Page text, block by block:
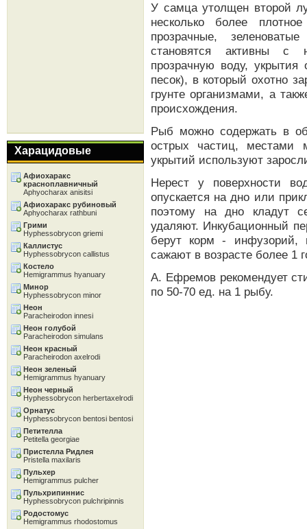
У самца утолщен второй
несколько более
прозрачные,
становятся активны с
прозрачную воду,
песок), в который охотно
грунте организмами, а
происхождения.
Рыб можно содержать в
острых частиц, местами
укрытий используют
Нерест у поверхности
опускается на дно или
поэтому на дно кладут
удаляют. Инкубационный
берут корм - инфузорий,
сажают в возрасте более 1
А. Ефремов рекомендует
по 50-70 ед. на 1 рыбу.
Харацидовые
Афиохаракс
красноплавничный
Aphyocharax anisitsi
Афиохаракс рубиновый
Aphyocharax rathbuni
Грими
Hyphessobrycon griemi
Каллистус
Hyphessobrycon callistus
Костело
Hemigrammus hyanuary
Минор
Hyphessobrycon minor
Неон
Paracheirodon innesi
Неон голубой
Paracheirodon simulans
Неон красный
Paracheirodon axelrodi
Неон зеленый
Hemigrammus hyanuary
Неон черный
Hyphessobrycon herbertaxelrodi
Орнатус
Hyphessobrycon bentosi bentosi
Петителла
Petitella georgiae
Пристелла Ридлея
Pristella maxilaris
Пульхер
Hemigrammus pulcher
Пульхрипиннис
Hyphessobrycon pulchripinnis
Родостомус
Hemigrammus rhodostomus